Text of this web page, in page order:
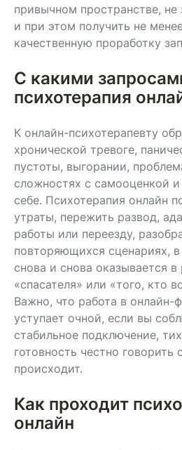
привычном пространстве, не
и при этом получить не
качественную проработку
С какими
психотерапия
К онлайн-психотерапевту
хронической тревоге,
пустоты, выгорании,
сложностях с самооценкой
себе. Психотерапия онлайн
утраты, пережить развод,
работы или переезду,
повторяющихся сценариях,
снова и снова оказывается
«спасателя» или «того, кто
Важно, что работа в онлайн-
уступает очной, если вы
стабильное подключение,
готовность честно говорить
происходит.
Как проходит
онлайн